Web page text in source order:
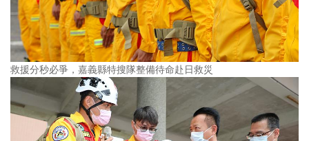
救援分秒必爭，嘉義縣特搜隊整備待命赴日救災